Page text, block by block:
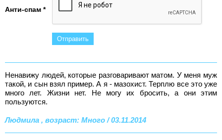
Анти-спам *
Ненавижу людей, которые разговаривают матом. У меня муж
такой, и сын взял пример. А я - мазохист. Терплю все это уже
много лет. Жизни нет. Не могу их бросить, а они этим
пользуются.
Людмила , возраст: Много / 03.11.2014